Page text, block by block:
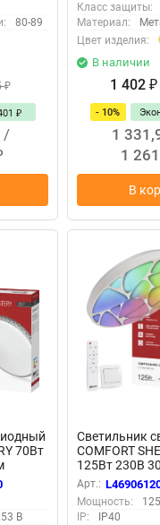
80-89
₽
₽
/
Класс защиты:
Материал:
Цвет изделия:
В наличии
1 402 ₽
- 10%
1
1
В
70Вт
В
Светильник
COMFORT
125Вт 230В
10000Лм
пультом ДУ IN
Арт.:
Мощность:
IP:
IP40